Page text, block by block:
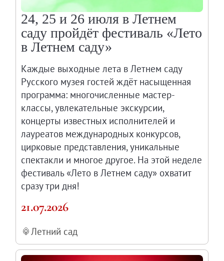
24, 25 и 26 июля в Летнем
саду пройдёт фестиваль «Лето
в Летнем саду»
Каждые выходные лета в Летнем саду
Русского музея гостей ждёт насыщенная
программа: многочисленные мастер-
классы, увлекательные экскурсии,
концерты известных исполнителей и
лауреатов международных конкурсов,
цирковые представления, уникальные
спектакли и многое другое. На этой неделе
фестиваль «Лето в Летнем саду» охватит
сразу три дня!
21.07.2026
Летний сад